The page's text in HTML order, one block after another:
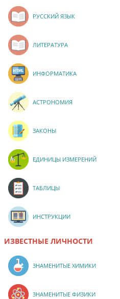
РУССКИЙ ЯЗЫК
ЛИТЕРАТУРА
ИНФОРМАТИКА
АСТРОНОМИЯ
ЗАКОНЫ
ЕДИНИЦЫ ИЗМЕРЕНИЙ
ТАБЛИЦЫ
ИНСТРУКЦИИ
ИЗВЕСТНЫЕ ЛИЧНОСТИ
ЗНАМЕНИТЫЕ ХИМИКИ
ЗНАМЕНИТЫЕ ФИЗИКИ